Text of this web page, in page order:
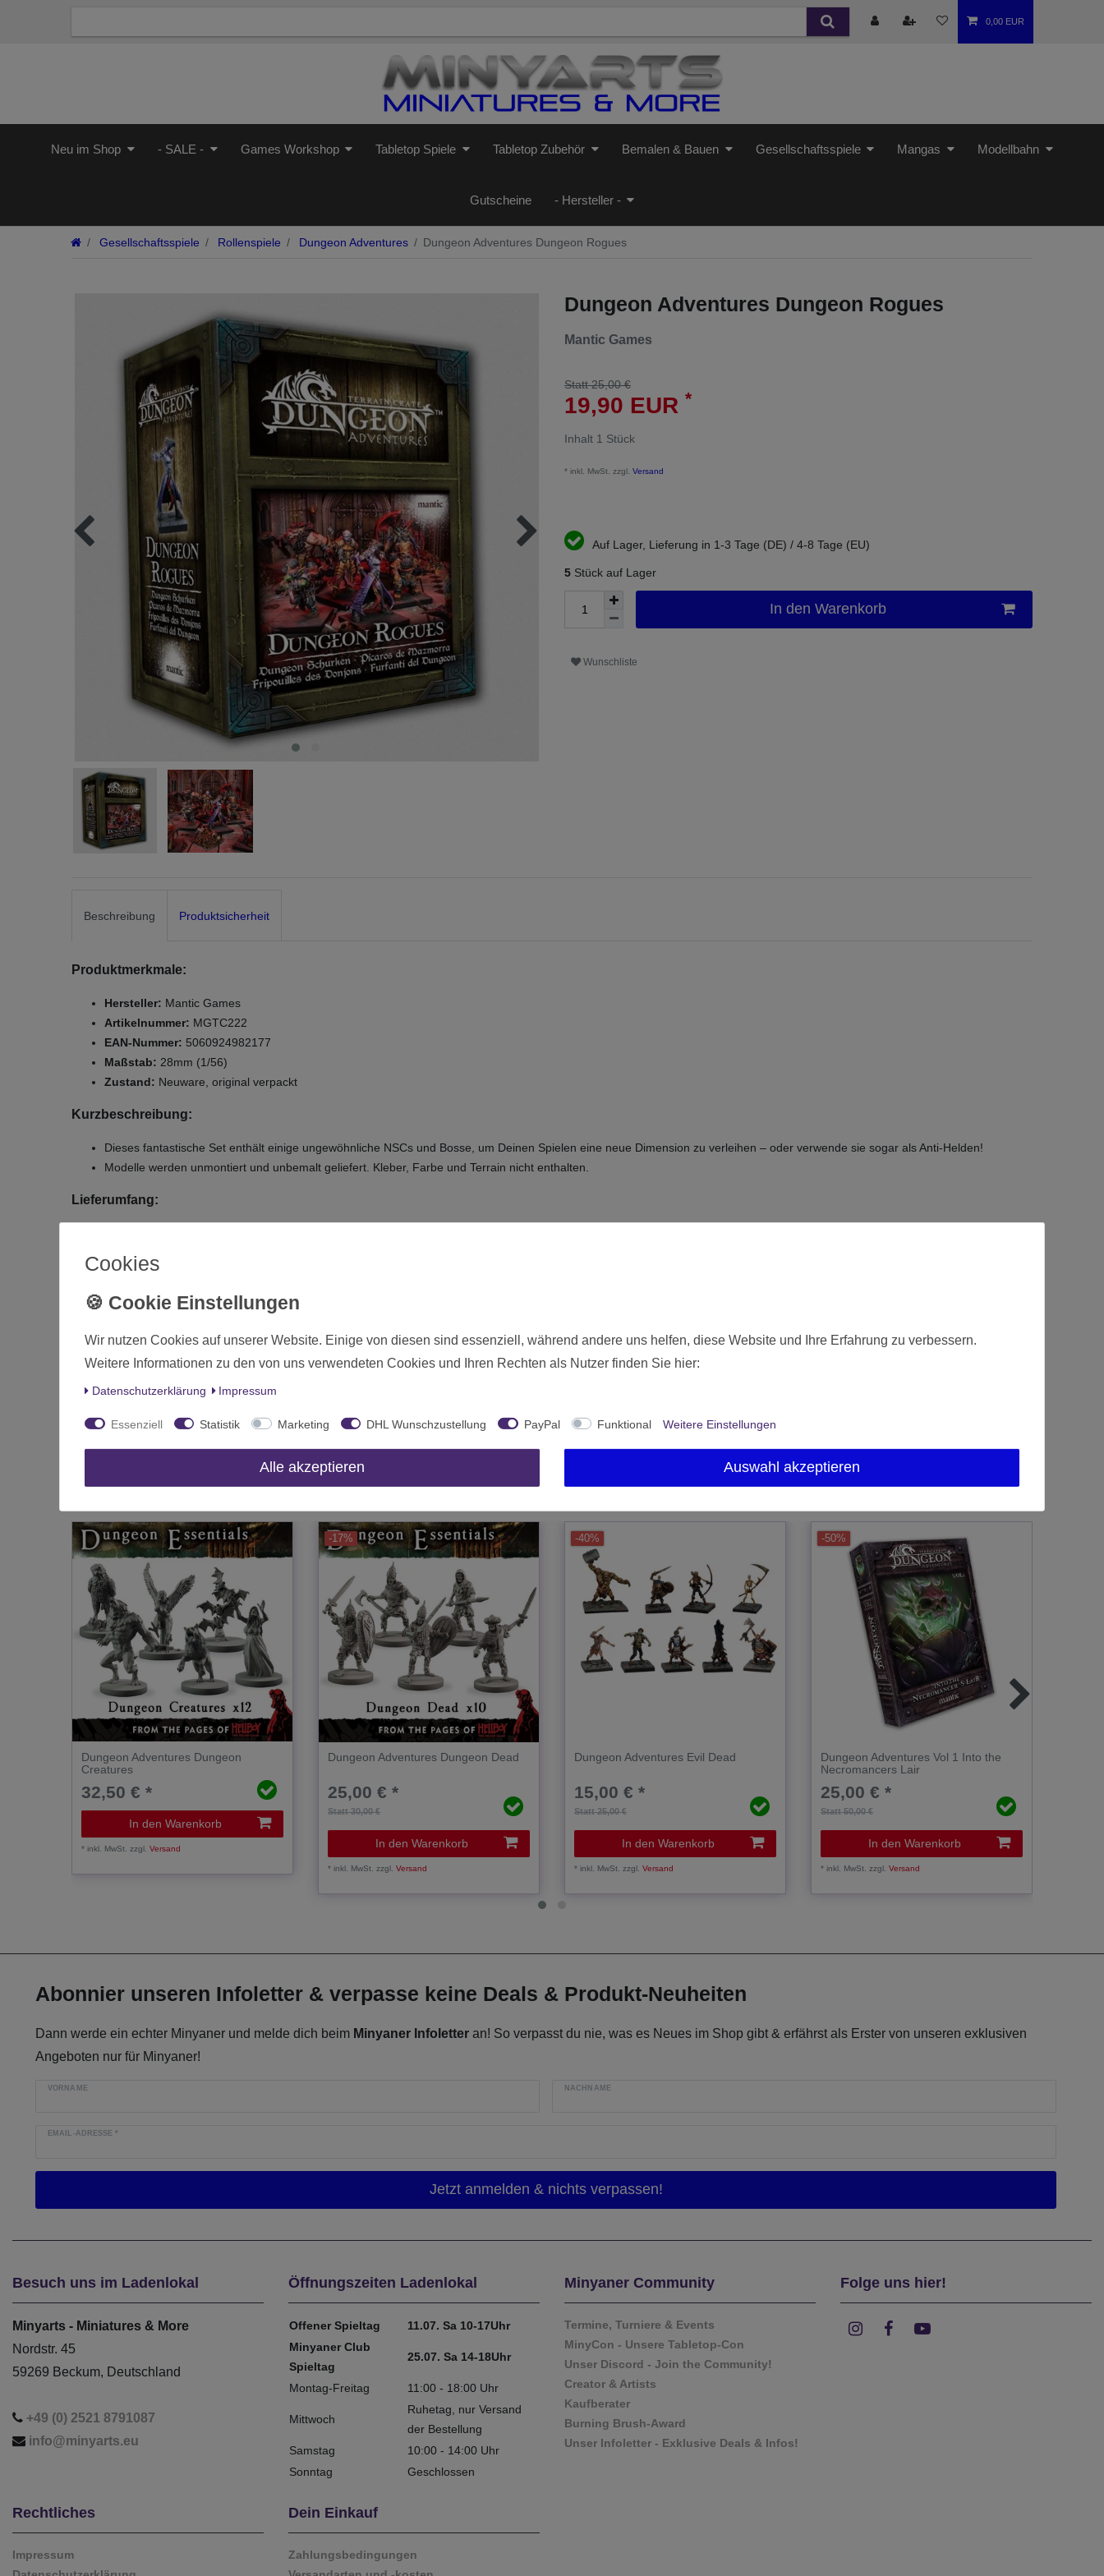
0,00 EUR
Neu im Shop - SALE - Games Workshop Tabletop Spiele Tabletop Zubehör Bemalen & Bauen Gesellschaftsspiele Mangas Modellbahn
Gutscheine - Hersteller -
Gesellschaftsspiele Rollenspiele Dungeon Adventures Dungeon Adventures Dungeon Rogues
Dungeon Adventures Dungeon Rogues
Mantic Games
Statt 25,00 €
19,90 EUR *
Inhalt 1 Stück
* inkl. MwSt. zzgl. Versand
Auf Lager, Lieferung in 1-3 Tage (DE) / 4-8 Tage (EU)
5 Stück auf Lager
In den Warenkorb
Wunschliste
Beschreibung Produktsicherheit
Produktmerkmale:
Hersteller: Mantic Games
Artikelnummer: MGTC222
EAN-Nummer: 5060924982177
Maßstab: 28mm (1/56)
Zustand: Neuware, original verpackt
Kurzbeschreibung:
Dieses fantastische Set enthält einige ungewöhnliche NSCs und Bosse, um Deinen Spielen eine neue Dimension zu verleihen – oder verwende sie sogar als Anti-Helden!
Modelle werden unmontiert und unbemalt geliefert. Kleber, Farbe und Terrain nicht enthalten.
Lieferumfang:
Zustand
Art.-ID 18900
Altersfreigabe Ohne Altersbeschränkung
Hersteller
Herstellungsland Deutschland
Dungeon Adventures Dungeon
Creatures
32,50 € *
In den Warenkorb
*inkl. MwSt. zzgl.Versand
-17%
Dungeon Adventures Dungeon Dead
Statt 30,00 €
25,00 € *
In den Warenkorb
*inkl. MwSt. zzgl.Versand
-40%
Dungeon Adventures Evil Dead
Statt 25,00 €
15,00 € *
In den Warenkorb
*inkl. MwSt. zzgl.Versand
-50%
Dungeon Adventures Vol 1 Into the
Necromancers Lair
Statt 50,00 €
25,00 € *
In den Warenkorb
*inkl. MwSt. zzgl.Versand
Abonnier unseren Infoletter & verpasse keine Deals & Produkt-Neuheiten
Dann werde ein echter Minyaner und melde dich beim Minyaner Infoletter an! So verpasst du nie, was es Neues im Shop gibt & erfährst als Erster von unseren exklusiven
Angeboten nur für Minyaner!
VORNAME NACHNAME
EMAIL-ADRESSE*
Besuch uns im Ladenlokal
Minyarts - Miniatures & More
Nordstr. 45
59269 Beckum, Deutschland
+49 (0) 2521 8791087
info@minyarts.eu
Öffnungszeiten Ladenlokal
Offener Spieltag
11.07. Sa 10-17Uhr
Minyaner Club
Spieltag
25.07. Sa 14-18Uhr
Montag-Freitag 11:00 - 18:00 Uhr
Mittwoch
Ruhetag, nur Versand
der Bestellung
Samstag
10:00 - 14:00 Uhr
Sonntag
Geschlossen
Minyaner Community
Termine, Turniere & Events
MinyCon - Unsere Tabletop-Con
Unser Discord - Join the Community!
Creator & Artists
Kaufberater
Burning Brush-Award
Unser Infoletter - Exklusive Deals & Infos!
Folge uns hier!
Rechtliches
Impressum
Dein Einkauf
Zahlungsbedingungen
Cookies
Wir nutzen Cookies auf unserer Website. Einige von diesen sind essenziell, während andere uns helfen, diese Website und Ihre Erfahrung zu verbessern.
Weitere Informationen zu den von uns verwendeten Cookies und Ihren Rechten als Nutzer finden Sie hier:
Daten­schutz­erklärung Impressum
Essenziell Statistik Marketing DHL Wunschzustellung PayPal Funktional Weitere Einstellungen
Alle akzeptieren Auswahl akzeptieren